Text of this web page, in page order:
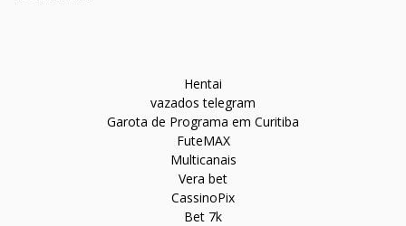
Hentai
vazados telegram
Garota de Programa em Curitiba
FuteMAX
Multicanais
Vera bet
CassinoPix
Bet 7k